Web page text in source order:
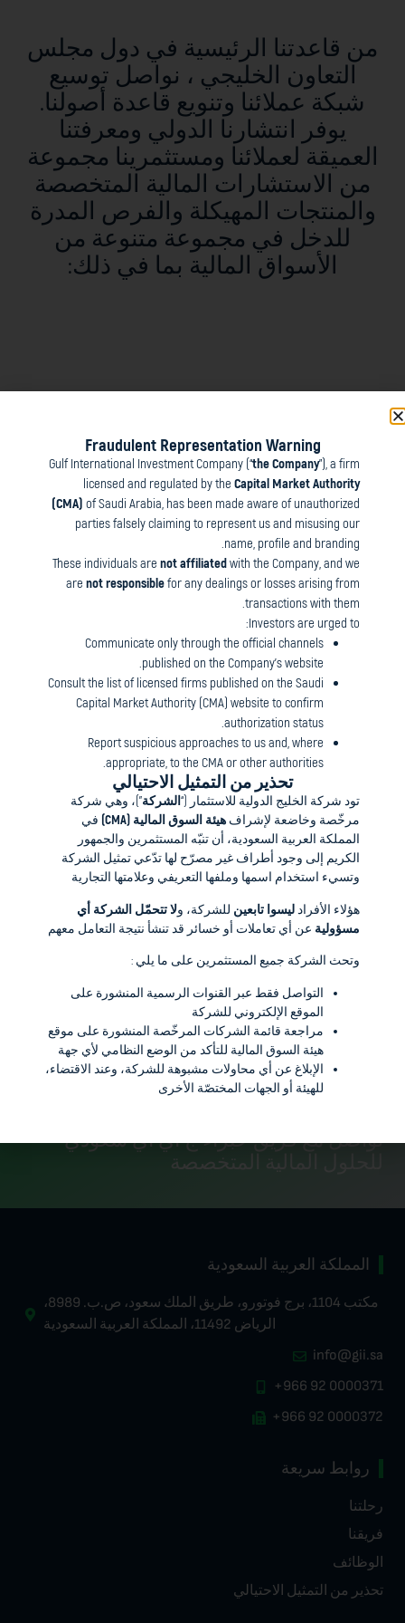
من قاعدتنا الرئيسية في دول مجلس
التعاون الخليجي ، نواصل توسيع
شبكة عملائنا وتنويع قاعدة أصولنا.
يوفر انتشارنا الدولي ومعرفتنا
العميقة لعملائنا ومستثمرينا مجموعة
من الاستشارات المالية المتخصصة
والمنتجات المهيكلة والفرص المدرة
للدخل في مجموعة متنوعة من
الأسواق المالية بما في ذلك:
مهمتنا في مجموعة ج أي أي هي أن نكون حافزا
للتقدم. وبتفاني وبصيرة ثاقبة، فإننا نسخر خبراتنا
العالمية الواسعة والمتنوعة لخلق فرص استثمارية
استثنائية، وضمان عوائد جذابة لمساهمينا ومستثمرينا.
محمد الحسن و بانكاج جوبتا
تواصل معنا
إبدء رحلتك الأن
تواصل مع فريق خبراء ج أي أي سعودي
للحلول المالية المتخصصة
المملكة العربية السعودية
مكتب 1104، برج فوتورو، طريق الملك سعود، ص.ب. 8989،
الرياض 11492، المملكة العربية السعودية
info@gii.sa
+966 92 0000371
+966 92 0000372
روابط سريعة
رحلتنا
فريقنا
الوظائف
تحذير من التمثيل الاحتيالي
Fraudulent Representation Warning
Gulf International Investment Company (“the Company”), a firm
licensed and regulated by the Capital Market Authority
(CMA) of Saudi Arabia, has been made aware of unauthorized
parties falsely claiming to represent us and misusing our
name, profile and branding.
These individuals are not affiliatedwith the Company, and we
are not responsiblefor any dealings or losses arising from
transactions with them.
Investors are urged to:
Communicate only through the official channels
published on the Company’s website.
Consult the list of licensed firms published on the Saudi
Capital Market Authority (CMA) website to confirm
authorization status.
Report suspicious approaches to us and, where
appropriate, to the CMA or other authorities.
تحذير من التمثيل الاحتيالي
تود شركة الخليج الدولية للاستثمار (“الشركة”)، وهي شركة
مرخّصة وخاضعة لإشراف هيئة السوق المالية (CMA)
في
المملكة العربية السعودية، أن تنبّه المستثمرين والجمهور
الكريم إلى وجود أطراف غير مصرّح لها تدّعي تمثيل الشركة
وتسيء استخدام اسمها وملفها التعريفي وعلامتها التجارية
هؤلاء الأفرادليسوا تابعين للشركة، ولا تتحمّل الشركة أي
مسؤولية عن أي تعاملات أو خسائر قد تنشأ نتيجة التعامل معهم
وتحث الشركة جميع المستثمرين على ما يلي :
التواصل فقط عبر القنوات الرسمية المنشورة على
الموقع الإلكتروني للشركة
مراجعة قائمة الشركات المرخّصة المنشورة على موقع
هيئة السوق المالية للتأكد من الوضع النظامي لأي جهة
الإبلاغ عن أي محاولات مشبوهة للشركة، وعند الاقتضاء،
للهيئة أو الجهات المختصّة الأخرى